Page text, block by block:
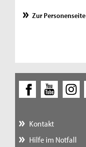
Zur Personenseite
Kontakt
Hilfe im Notfall